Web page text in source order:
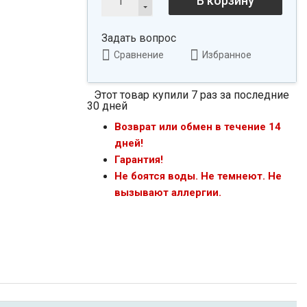
Задать вопрос
Сравнение Избранное
Этот товар купили 7 раз за последние
30 дней
Возврат или обмен в течение 14
дней!
Гарантия!
Не боятся воды. Не темнеют. Не
вызывают аллергии.